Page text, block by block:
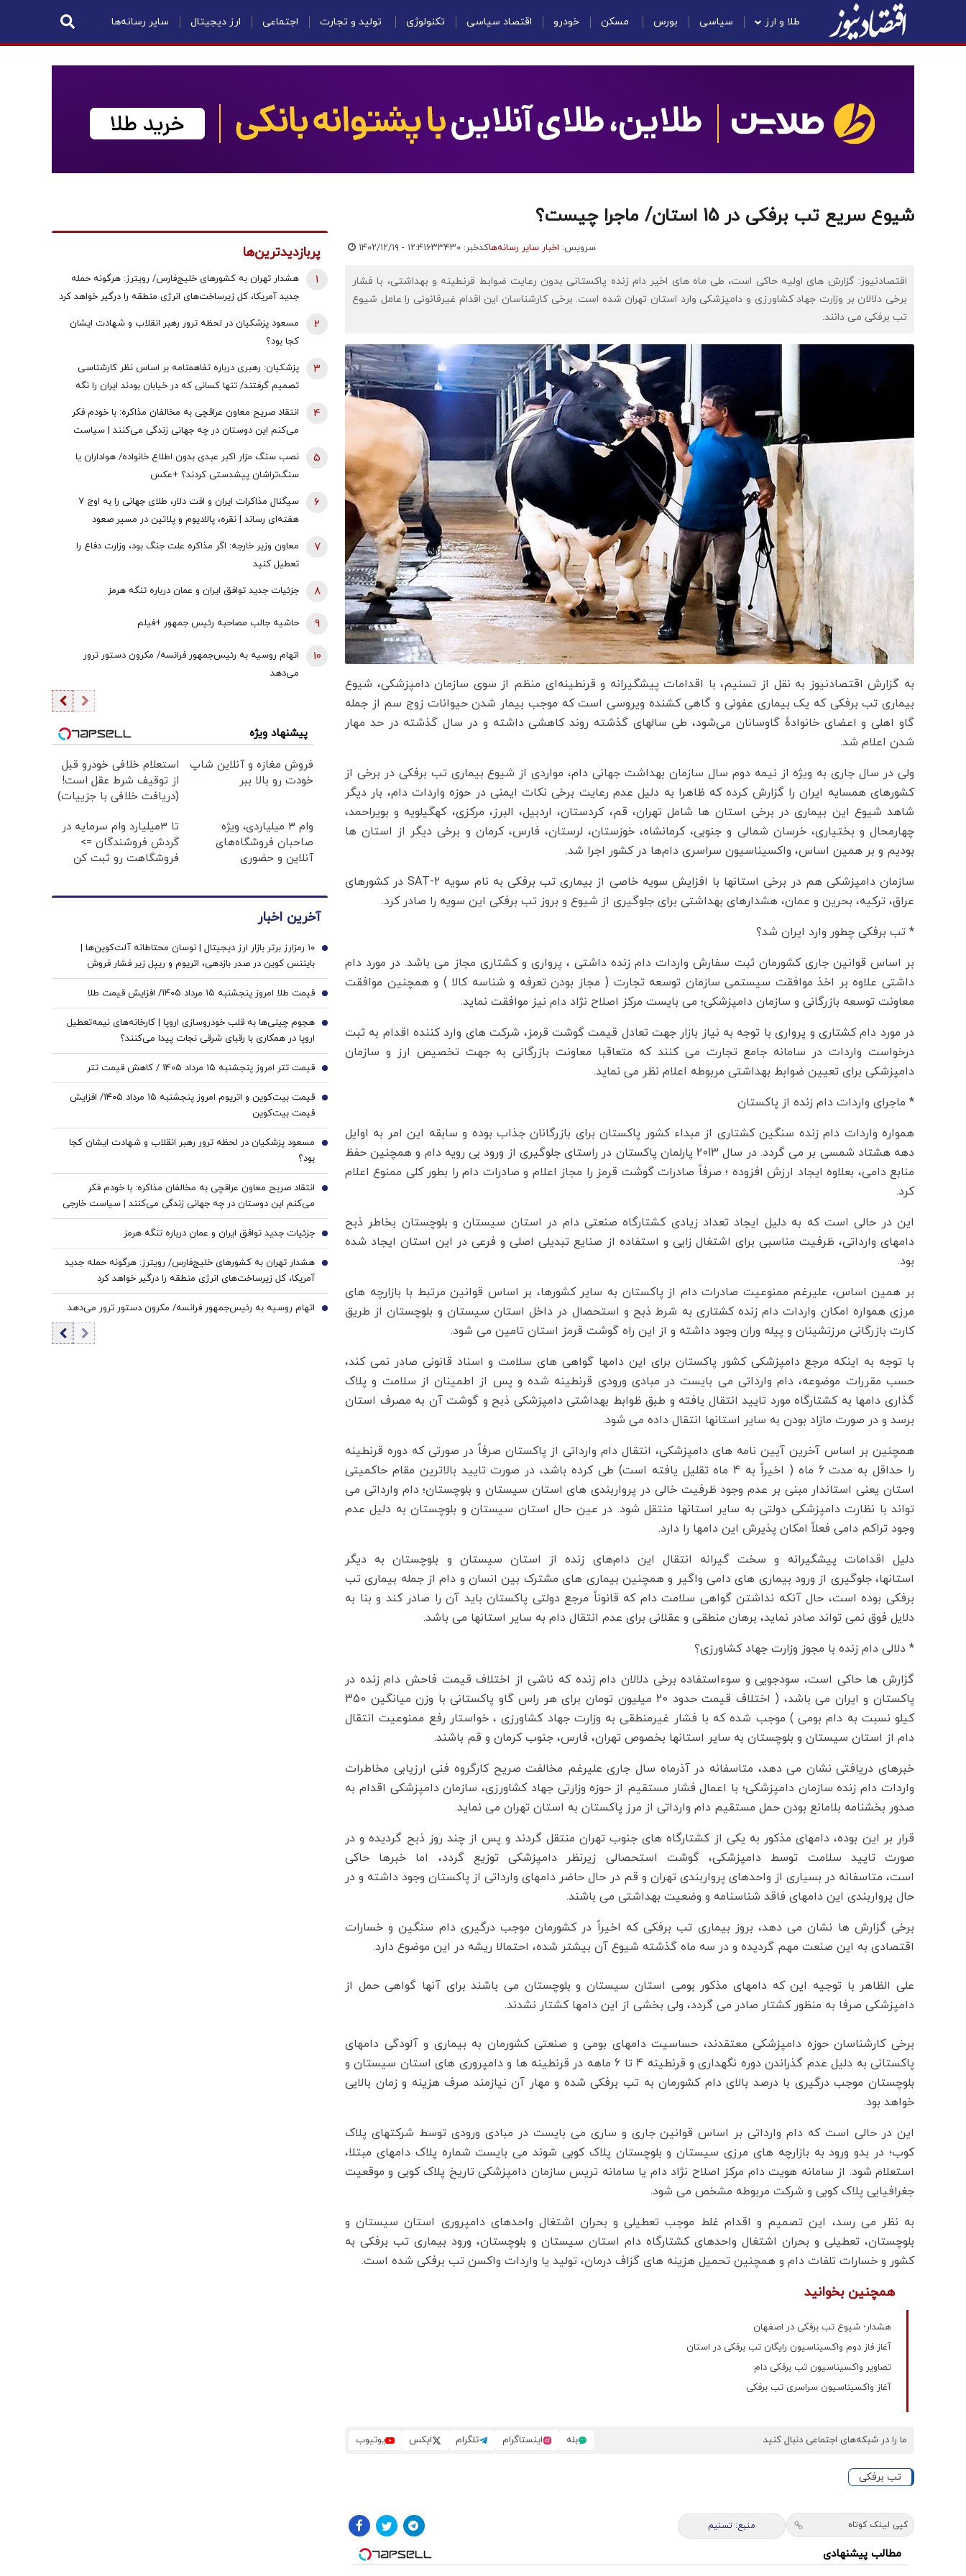
طلا و ارز سیاسی بورس مسکن خودرو اقتصاد سیاسی تکنولوژی تولید و تجارت اجتماعی ارز دیجیتال سایر رسانه‌ها
شیوع سریع تب برفکی در 15 استان/ ماجرا چیست؟
سرویس: اخبار سایر رسانه‌هاکدخبر: ۶۳۳۴۳۰ ۱۴۰۲/۱۲/۱۹ - ۱۲:۴۱
اقتصادنیوز: گزارش های اولیه حاکی است، طی ماه های اخیر دام زنده پاکستانی بدون رعایت ضوابط قرنطینه و بهداشتی، با فشار
برخی دلالان بر وزارت جهاد کشاورزی و دامپزشکی وارد استان تهران شده است. برخی کارشناسان این اقدام غیرقانونی را عامل شیوع
تب برفکی می دانند.
به گزارش اقتصادنیوز به نقل از تسنیم، با اقدامات پیشگیرانه و قرنطینه‌ای منظم از سوی سازمان دامپزشکی، شیوع
بیماری تب برفکی که یک بیماری عفونی و گاهی کشنده ویروسی است که موجب بیمار شدن حیوانات زوج سم از جمله
گاو اهلی و اعضای خانوادهٔ گاوسانان می‌شود، طی سالهای گذشته روند کاهشی داشته و در سال گذشته در حد مهار
شدن اعلام شد.
ولی در سال جاری به ویژه از نیمه دوم سال سازمان بهداشت جهانی دام، مواردی از شیوع بیماری تب برفکی در برخی از
کشورهای همسایه ایران را گزارش کرده که ظاهرا به دلیل عدم رعایت برخی نکات ایمنی در حوزه واردات دام، بار دیگر
شاهد شیوع این بیماری در برخی استان ها شامل تهران، قم، کردستان، اردبیل، البرز، مرکزی، کهگیلویه و بویراحمد،
چهارمحال و بختیاری، خرسان شمالی و جنوبی، کرمانشاه، خوزستان، لرستان، فارس، کرمان و برخی دیگر از استان ها
بودیم و بر همین اساس، واکسیناسیون سراسری دام‌ها در کشور اجرا شد.
سازمان دامپزشکی هم در برخی استانها با افزایش سویه خاصی از بیماری تب برفکی به نام سویه SAT-2 در کشورهای
عراق، ترکیه، بحرین و عمان، هشدارهای بهداشتی برای جلوگیری از شیوع و بروز تب برفکی این سویه را صادر کرد.
* تب برفکی چطور وارد ایران شد؟
بر اساس قوانین جاری کشورمان ثبت سفارش واردات دام زنده داشتی ، پرواری و کشتاری مجاز می باشد. در مورد دام
داشتی علاوه بر اخذ موافقت سیستمی سازمان توسعه تجارت ( مجاز بودن تعرفه و شناسه کالا ) و همچنین موافقت
معاونت توسعه بازرگانی و سازمان دامپزشکی؛ می بایست مرکز اصلاح نژاد دام نیز موافقت نماید.
در مورد دام کشتاری و پرواری با توجه به نیاز بازار جهت تعادل قیمت گوشت قرمز، شرکت های وارد کننده اقدام به ثبت
درخواست واردات در سامانه جامع تجارت می کنند که متعاقبا معاونت بازرگانی به جهت تخصیص ارز و سازمان
دامپزشکی برای تعیین ضوابط بهداشتی مربوطه اعلام نظر می نماید.
* ماجرای واردات دام زنده از پاکستان
همواره واردات دام زنده سنگین کشتاری از مبداء کشور پاکستان برای بازرگانان جذاب بوده و سابقه این امر به اوایل
دهه هشتاد شمسی بر می گردد. در سال 2013 پارلمان پاکستان در راستای جلوگیری از ورود بی رویه دام و همچنین حفظ
منابع دامی، بعلاوه ایجاد ارزش افزوده ؛ صرفاً صادرات گوشت قرمز را مجاز اعلام و صادرات دام را بطور کلی ممنوع اعلام
کرد.
این در حالی است که به دلیل ایجاد تعداد زیادی کشتارگاه صنعتی دام در استان سیستان و بلوچستان بخاطر ذبح
دامهای وارداتی، ظرفیت مناسبی برای اشتغال زایی و استفاده از صنایع تبدیلی اصلی و فرعی در این استان ایجاد شده
بود.
بر همین اساس، علیرغم ممنوعیت صادرات دام از پاکستان به سایر کشورها، بر اساس قوانین مرتبط با بازارچه های
مرزی همواره امکان واردات دام زنده کشتاری به شرط ذبح و استحصال در داخل استان سیستان و بلوچستان از طریق
کارت بازرگانی مرزنشینان و پیله وران وجود داشته و از این راه گوشت قرمز استان تامین می شود.
با توجه به اینکه مرجع دامپزشکی کشور پاکستان برای این دامها گواهی های سلامت و اسناد قانونی صادر نمی کند،
حسب مقررات موضوعه، دام وارداتی می بایست در مبادی ورودی قرنطینه شده و پس از اطمینان از سلامت و پلاک
گذاری دامها به کشتارگاه مورد تایید انتقال یافته و طبق ظوابط بهداشتی دامپزشکی ذبح و گوشت آن به مصرف استان
برسد و در صورت مازاد بودن به سایر استانها انتقال داده می شود.
همچنین بر اساس آخرین آیین نامه های دامپزشکی، انتقال دام وارداتی از پاکستان صرفاً در صورتی که دوره قرنطینه
را حداقل به مدت 6 ماه ( اخیراً به 4 ماه تقلیل یافته است) طی کرده باشد، در صورت تایید بالاترین مقام حاکمیتی
استان یعنی استاندار مبنی بر عدم وجود ظرفیت خالی در پرواربندی های استان سیستان و بلوچستان؛ دام وارداتی می
تواند با نظارت دامپزشکی دولتی به سایر استانها منتقل شود. در عین حال استان سیستان و بلوچستان به دلیل عدم
وجود تراکم دامی فعلاً امکان پذیرش این دامها را دارد.
دلیل اقدامات پیشگیرانه و سخت گیرانه انتقال این دام‌های زنده از استان سیستان و بلوچستان به دیگر
استانها، جلوگیری از ورود بیماری های دامی واگیر و همچنین بیماری های مشترک بین انسان و دام از جمله بیماری تب
برفکی بوده است، حال آنکه نداشتن گواهی سلامت دام که قانوناً مرجع دولتی پاکستان باید آن را صادر کند و بنا به
دلایل فوق نمی تواند صادر نماید، برهان منطقی و عقلانی برای عدم انتقال دام به سایر استانها می باشد.
* دلالی دام زنده با مجوز وزارت جهاد کشاورزی؟
گزارش ها حاکی است، سودجویی و سوءاستفاده برخی دلالان دام زنده که ناشی از اختلاف قیمت فاحش دام زنده در
پاکستان و ایران می باشد، ( اختلاف قیمت حدود 20 میلیون تومان برای هر راس گاو پاکستانی با وزن میانگین 350
کیلو نسبت به دام بومی ) موجب شده که با فشار غیرمنطقی به وزارت جهاد کشاورزی ، خواستار رفع ممنوعیت انتقال
دام از استان سیستان و بلوچستان به سایر استانها بخصوص تهران، فارس، جنوب کرمان و قم باشند.
خبرهای دریافتی نشان می دهد، متاسفانه در آذرماه سال جاری علیرغم مخالفت صریح کارگروه فنی ارزیابی مخاطرات
واردات دام زنده سازمان دامپزشکی؛ با اعمال فشار مستقیم از حوزه وزارتی جهاد کشاورزی، سازمان دامپزشکی اقدام به
صدور بخشنامه بلامانع بودن حمل مستقیم دام وارداتی از مرز پاکستان به استان تهران می نماید.
قرار بر این بوده، دامهای مذکور به یکی از کشتارگاه های جنوب تهران منتقل گردند و پس از چند روز ذبح گردیده و در
صورت تایید سلامت توسط دامپزشکی، گوشت استحصالی زیرنظر دامپزشکی توزیع گردد، اما خبرها حاکی
است، متاسفانه در بسیاری از واحدهای پرواربندی تهران و قم در حال حاضر دامهای وارداتی از پاکستان وجود داشته و در
حال پرواربندی این دامهای فاقد شناسنامه و وضعیت بهداشتی می باشند.
برخی گزارش ها نشان می دهد، بروز بیماری تب برفکی که اخیراً در کشورمان موجب درگیری دام سنگین و خسارات
اقتصادی به این صنعت مهم گردیده و در سه ماه گذشته شیوع آن بیشتر شده، احتمالا ریشه در این موضوع دارد.
علی الظاهر با توجیه این که دامهای مذکور بومی استان سیستان و بلوچستان می باشند برای آنها گواهی حمل از
دامپزشکی صرفا به منظور کشتار صادر می گردد، ولی بخشی از این دامها کشتار نشدند.
برخی کارشناسان حوزه دامپزشکی معتقدند، حساسیت دامهای بومی و صنعتی کشورمان به بیماری و آلودگی دامهای
پاکستانی به دلیل عدم گذراندن دوره نگهداری و قرنطینه 4 تا 6 ماهه در قرنطینه ها و دامپروری های استان سیستان و
بلوچستان موجب درگیری با درصد بالای دام کشورمان به تب برفکی شده و مهار آن نیازمند صرف هزینه و زمان بالایی
خواهد بود.
این در حالی است که دام وارداتی بر اساس قوانین جاری و ساری می بایست در مبادی ورودی توسط شرکتهای پلاک
کوب؛ در بدو ورود به بازارچه های مرزی سیستان و بلوچستان پلاک کوبی شوند می بایست شماره پلاک دامهای مبتلا،
استعلام شود. از سامانه هویت دام مرکز اصلاح نژاد دام یا سامانه تریس سازمان دامپزشکی تاریخ پلاک کوبی و موقعیت
جغرافیایی پلاک کوبی و شرکت مربوطه مشخص می شود.
به نظر می رسد، این تصمیم و اقدام غلط موجب تعطیلی و بحران اشتغال واحدهای دامپروری استان سیستان و
بلوچستان، تعطیلی و بحران اشتغال واحدهای کشتارگاه دام استان سیستان و بلوچستان، ورود بیماری تب برفکی به
کشور و خسارات تلفات دام و همچنین تحمیل هزینه های گزاف درمان، تولید یا واردات واکسن تب برفکی شده است.
همچنین بخوانید
هشدار؛ شیوع تب برفکی در اصفهان​
آغاز فاز دوم واکسیناسیون رایگان تب برفکی در استان
تصاویر واکسیناسیون تب برفکی دام
آغاز واکسیناسیون سراسری تب برفکی
ما را در شبکه‌های اجتماعی دنبال کنید بله اینستاگرام تلگرام ایکس یوتیوب
تب برفکی
کپی لینک کوتاه منبع: تسنیم
مطالب پیشنهادی
پربازدیدترین‌ها
هشدار تهران به کشورهای خلیج‌فارس/ رویترز: هرگونه حمله
جدید آمریکا، کل زیرساخت‌های انرژی منطقه را درگیر خواهد کرد
1
مسعود پزشکیان در لحظه ترور رهبر انقلاب و شهادت ایشان
کجا بود؟
2
پزشکیان: رهبری درباره تفاهمنامه بر اساس نظر کارشناسی
تصمیم گرفتند/ تنها کسانی که در خیابان بودند ایران را نگه
3
انتقاد صریح معاون عراقچی به مخالفان مذاکره: با خودم فکر
می‌کنم این دوستان در چه جهانی زندگی می‌کنند | سیاست
خارجی عرصه تصمیم‌های دشوار و سنجش دقیق هزینه و فایده
است
4
نصب سنگ مزار اکبر عبدی بدون اطلاع خانواده/ هواداران یا
سنگ‌تراشان پیشدستی کردند؟ +عکس
5
سیگنال مذاکرات ایران و افت دلار، طلای جهانی را به اوج ۷
هفته‌ای رساند | نقره، پالادیوم و پلاتین در مسیر صعود
6
معاون وزیر خارجه: اگر مذاکره علت جنگ بود، وزارت دفاع را
تعطیل کنید
7
جزئیات جدید توافق ایران و عمان درباره تنگه هرمز 8
حاشیه جالب مصاحبه رئیس جمهور +فیلم 9
اتهام روسیه به رئیس‌جمهور فرانسه/ مکرون دستور ترور
می‌دهد
10
پیشنهاد ویژه
فروش مغازه و آنلاین شاپ
خودت رو بالا ببر
استعلام خلافی خودرو قبل
از توقیف شرط عقل است!
(دریافت خلافی با جزییات)
وام ۳ میلیاردی، ویژه
صاحبان فروشگاه‌های
آنلاین و حضوری
تا 3میلیارد وام سرمایه در
گردش فروشندگان =>
فروشگاهت رو ثبت کن
آخرین اخبار
۱۰ رمزارز برتر بازار ارز دیجیتال | نوسان محتاطانه آلت‌کوین‌ها |
بایننس‌ کوین در صدر بازدهی، اتریوم و ریپل زیر فشار فروش
1
قیمت طلا امروز پنجشنبه ۱۵ مرداد ۱۴۰۵/ افزایش قیمت طلا 2
هجوم چینی‌ها به قلب خودروسازی اروپا | کارخانه‌های نیمه‌تعطیل
اروپا در همکاری با رقبای شرقی نجات پیدا می‌کنند؟
3
قیمت تتر امروز پنجشنبه ۱۵ مرداد 1405 / کاهش قیمت تتر 4
قیمت بیت‌کوین و اتریوم امروز پنجشنبه ۱۵ مرداد ۱۴۰۵/ افزایش
قیمت بیت‌کوین
5
مسعود پزشکیان در لحظه ترور رهبر انقلاب و شهادت ایشان کجا
بود؟
6
انتقاد صریح معاون عراقچی به مخالفان مذاکره: با خودم فکر
می‌کنم این دوستان در چه جهانی زندگی می‌کنند | سیاست خارجی
عرصه تصمیم‌های دشوار و سنجش دقیق هزینه و فایده است
7
جزئیات جدید توافق ایران و عمان درباره تنگه هرمز 8
هشدار تهران به کشورهای خلیج‌فارس/ رویترز: هرگونه حمله جدید
آمریکا، کل زیرساخت‌های انرژی منطقه را درگیر خواهد کرد
9
اتهام روسیه به رئیس‌جمهور فرانسه/ مکرون دستور ترور می‌دهد 10